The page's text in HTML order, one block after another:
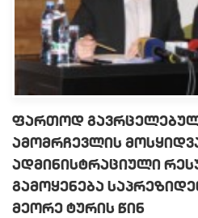
ფართოდ
ამომრჩევლის
ადმინისტრაციული
გამოყენება
მეორე ტურის წინ